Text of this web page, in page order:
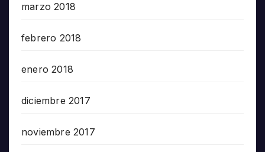
marzo 2018
febrero 2018
enero 2018
diciembre 2017
noviembre 2017